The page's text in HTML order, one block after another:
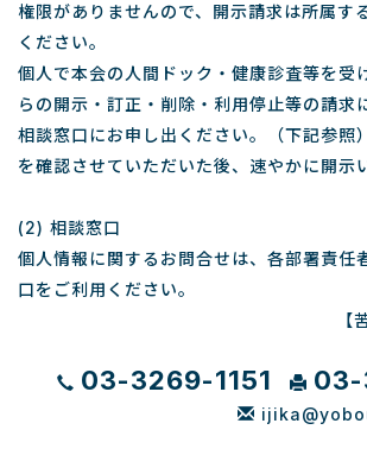
権限がありませんので、開示請求は所属す
ください。
個人で本会の人間ドック・健康診査等を受
らの開示・訂正・削除・利用停止等の請求
相談窓口にお申し出ください。（下記参照
を確認させていただいた後、速やかに開示
(2) 相談窓口
個人情報に関するお問合せは、各部署責任
口をご利用ください。
【
03-3269-1151 03-